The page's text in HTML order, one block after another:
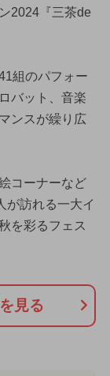
2024『三茶de
組のパフォー
バット、音楽
ンスが繰り広
コーナーなど
訪れる一大イ
を彩るフェス
見る